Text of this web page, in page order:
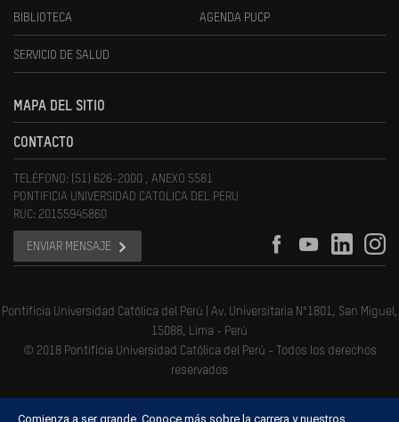
BIBLIOTECA AGENDA PUCP
SERVICIO DE SALUD
MAPA DEL SITIO
CONTACTO
TELÉFONO: (51) 626-2000 , ANEXO 5581
PONTIFICIA UNIVERSIDAD CATOLICA DEL PERU
RUC: 20155945860
ENVIAR MENSAJE
Pontificia Universidad Católica del Perú | Av. Universitaria N°1801, San Miguel,
15088, Lima - Perú
© 2018 Pontificia Universidad Católica del Perú - Todos los derechos
reservados
Comienza a ser grande. Conoce más sobre la carrera y nuestros